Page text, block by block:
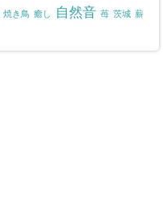
焼き鳥 癒し 自然音 苺 茨城 薪